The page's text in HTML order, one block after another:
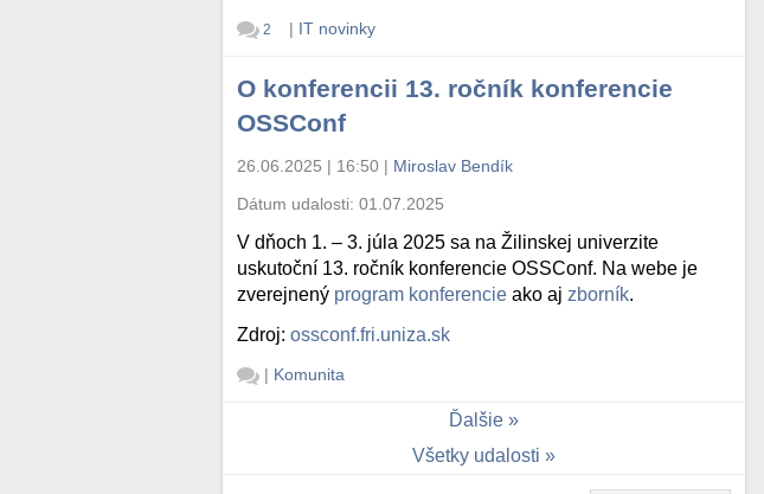
2 | IT novinky
O konferencii 13. ročník konferencie
OSSConf
26.06.2025 | 16:50 | Miroslav Bendík
Dátum udalosti:01.07.2025
V dňoch 1. – 3. júla 2025 sa na Žilinskej univerzite
uskutoční 13. ročník konferencie OSSConf. Na webe je
zverejnený program konferencie ako aj zborník.
Zdroj:ossconf.fri.uniza.sk
| Komunita
Ďalšie
Všetky udalosti